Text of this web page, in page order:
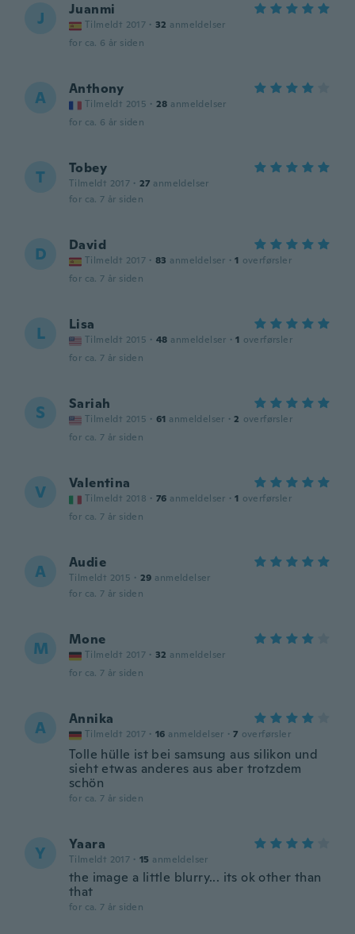
J Juanmi
Tilmeldt 2017 · 32 anmeldelser
for ca. 6 år siden
A Anthony
Tilmeldt 2015 · 28 anmeldelser
for ca. 6 år siden
T Tobey
Tilmeldt 2017 · 27 anmeldelser
for ca. 7 år siden
D David
Tilmeldt 2017 · 83 anmeldelser · 1 overførsler
for ca. 7 år siden
L Lisa
Tilmeldt 2015 · 48 anmeldelser · 1 overførsler
for ca. 7 år siden
S Sariah
Tilmeldt 2015 · 61 anmeldelser · 2 overførsler
for ca. 7 år siden
V Valentina
Tilmeldt 2018 · 76 anmeldelser · 1 overførsler
for ca. 7 år siden
A Audie
Tilmeldt 2015 · 29 anmeldelser
for ca. 7 år siden
M Mone
Tilmeldt 2017 · 32 anmeldelser
for ca. 7 år siden
A Annika
Tilmeldt 2017 · 16 anmeldelser · 7 overførsler
Tolle hülle ist bei samsung aus silikon und
sieht etwas anderes aus aber trotzdem
schön
for ca. 7 år siden
Y Yaara
Tilmeldt 2017 · 15 anmeldelser
the image a little blurry... its ok other than
that
for ca. 7 år siden